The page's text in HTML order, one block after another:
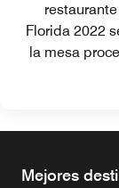
Florida 2022
la mesa
Mejores